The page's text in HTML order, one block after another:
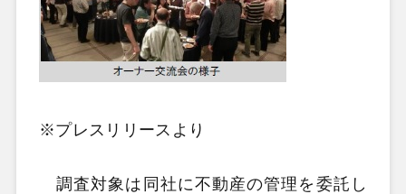
※プレスリリースより
調査対象は同社に不動産の管理を委託し